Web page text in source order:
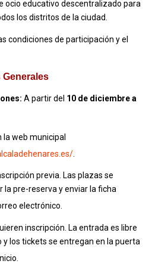
ocio educativo descentralizado para
los distritos de la ciudad.
condiciones de participación y el
A partir del 10 de diciembre a
la web municipal
previa. Las plazas se
la pre-reserva y enviar la ficha
electrónico
inscripción. La entrada es libre
los tickets se entregan en la puerta